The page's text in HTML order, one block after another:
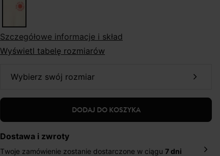
szczegółowe informacje i skład
Wyświetl tabelę rozmiarów
wybierz swój rozmiar
DODAJ DO KOSZYKA
Dostawa i zwroty
Twoje zamówienie zostanie dostarczone w ciągu 7 dni